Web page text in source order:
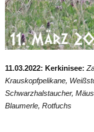
11.03.2022: Kerkinisee:
Krauskopfpelikane,
Schwarzhalstaucher,
Blaumerle, Rotfuchs